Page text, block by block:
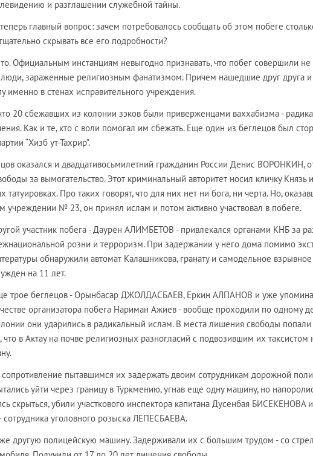
и разглашении служебной тайны.
главный вопрос: зачем потребовалось сообщать об этом побеге
скрывать все его подробности?
Официальным инстанциям невыгодно признавать, что побег совершили
люди, зараженные религиозным фанатизмом. Причем нашедшие друг друга
именно в стенах исправительного учреждения.
20 сбежавших из колонии зэков были приверженцами ваххабизма -
Как и те, кто с воли помогал им сбежать. Еще один из беглецов был
“Хизб ут-Тахрир”.
оказался и двадцативосьмилетний гражданин России Денис ВОРОНКИН,
за вымогательство. Этот криминальный авторитет носил кличку Князь
татуировках. Про таких говорят, что для них нет ни бога, ни черта. Но,
учреждении № 23, он принял ислам и потом активно участвовал в побеге.
участник побега - Даурен АЛИМБЕТОВ - привлекался органами КНБ за
розни и терроризм. При задержании у него дома помимо
обнаружили автомат Калашникова, гранату и самодельное взрывное
на 11 лет.
трое беглецов - Орынбасар ДЖОЛДАСБАЕВ, Еркин АЛПАНОВ и уже
организатора побега Нариман Ажиев - вообще проходили по одному
они ударились в радикальный ислам. В места лишения свободы попали
что в Актау на почве религиозных разногласий с подвозившим их таксистом
пытавшимся их задержать двоим сотрудникам дорожной
уйти через границу в Туркмению, угнав еще одну машину, но
скрыться, убили участкового инспектора капитана Дусенбая БИСЕКЕНОВА
сотрудника уголовного розыска ЛЕПЕСБАЕВА.
другую полицейскую машину. Задерживали их с большим трудом - со